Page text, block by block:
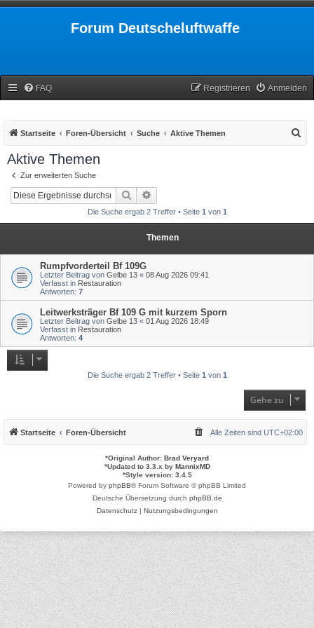
Forum Deutscheluftwaffe
FAQ Anmelden
Registrieren
Startseite Foren-Übersicht Suche Aktive Themen
Aktive Themen
Zur erweiterten Suche
Suche
Die Suche ergab 2 Treffer • Seite 1 von 1
Themen
Rumpfvorderteil Bf 109G
Letzter Beitrag von Gelbe 13 « 08 Aug 2026 09:41
Verfasst in Restauration
Antworten: 7
Leitwerksträger Bf 109 G mit kurzem Sporn
Letzter Beitrag von Gelbe 13 « 01 Aug 2026 18:49
Verfasst in Restauration
Antworten: 4
Die Suche ergab 2 Treffer • Seite 1 von 1
Gehe zu
Startseite Foren-Übersicht Alle Zeiten sind UTC+02:00
*Original Author: Brad Veryard
*Updated to 3.3.x by MannixMD
*Style version: 3.4.5
Powered by phpBB® Forum Software © phpBB Limited
Deutsche Übersetzung durch phpBB.de
Datenschutz| Nutzungsbedingungen